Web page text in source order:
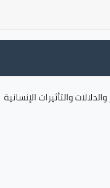
والتأثيرات الإنسانية